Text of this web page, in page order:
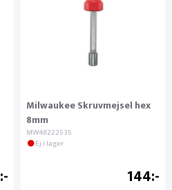
Milwaukee Skruvmejsel hex
8mm
MW48222535
Ej i lager
144